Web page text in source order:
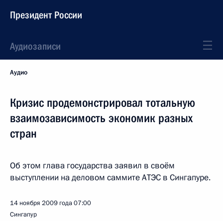
Президент России
Аудиозаписи
Аудио
Кризис продемонстрировал тотальную
взаимозависимость экономик разных
стран
Об этом глава государства заявил в своём
выступлении на деловом саммите АТЭС в Сингапуре.
14 ноября 2009 года07:00
Сингапур